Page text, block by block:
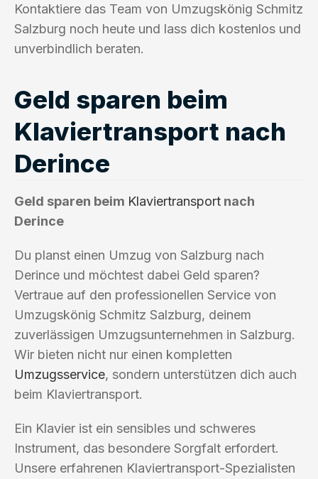
Kontaktiere das Team von Umzugskönig Schmitz
Salzburg noch heute und lass dich kostenlos und
unverbindlich beraten.
Geld sparen beim
Klaviertransport nach
Derince
Geld sparen beim Klaviertransport nach
Derince
Du planst einen Umzug von Salzburg nach
Derince und möchtest dabei Geld sparen?
Vertraue auf den professionellen Service von
Umzugskönig Schmitz Salzburg, deinem
zuverlässigen Umzugsunternehmen in Salzburg.
Wir bieten nicht nur einen kompletten
Umzugsservice, sondern unterstützen dich auch
beim Klaviertransport.
Ein Klavier ist ein sensibles und schweres
Instrument, das besondere Sorgfalt erfordert.
Unsere erfahrenen Klaviertransport-Spezialisten